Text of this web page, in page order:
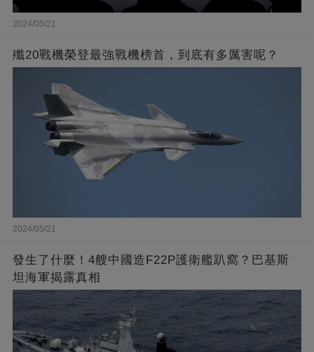
2024/05/21
殲20戰機榮登最強戰機榜首，到底有多厲害呢？
2024/05/21
發生了什麼！4艘中國造F22P護衛艦趴窩？巴基斯
坦海軍揭露真相